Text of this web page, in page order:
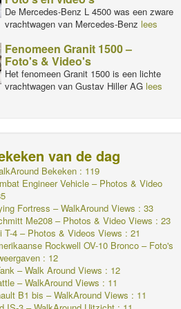
De Mercedes-Benz L 4500 was een zware
vrachtwagen van Mercedes-Benz lees
Fenomeen Granit 1500 –
Foto's & Video's
Het fenomeen Granit 1500 is een lichte
vrachtwagen van Gustav Hiller AG lees
van de dag
Bekeken : 119
Engineer Vehicle – Photos & Video
Fortress – WalkAround Views : 33
Me208 – Photos & Video Views : 23
T-4 – Photos & Videos Views : 21
Rockwell OV-10 Bronco – Foto's
: 12
– Walk Around Views : 12
– WalkAround Views : 11
B1 bis – WalkAround Views : 11